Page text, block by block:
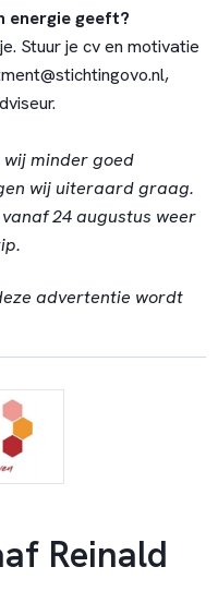
energie geeft?
Stuur je cv en motivatie
,
minder goed
wij uiteraard graag.
24 augustus weer
advertentie wordt
Reinald